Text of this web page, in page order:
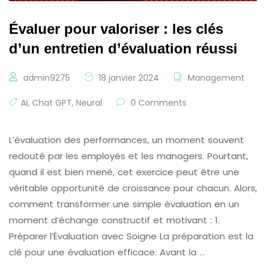
Évaluer pour valoriser : les clés
d’un entretien d’évaluation réussi
admin9275 18 janvier 2024 Management
AI, Chat GPT, Neural 0 Comments
L’évaluation des performances, un moment souvent
redouté par les employés et les managers. Pourtant,
quand il est bien mené, cet exercice peut être une
véritable opportunité de croissance pour chacun. Alors,
comment transformer une simple évaluation en un
moment d’échange constructif et motivant : 1.
Préparer l’Évaluation avec Soigne La préparation est la
clé pour une évaluation efficace. Avant la …